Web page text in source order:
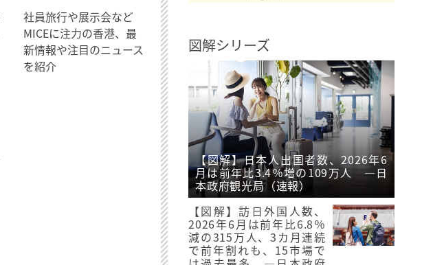
社員旅行や展示会など
MICEに注力の香港、最
新情報や注目のニュース
を紹介
図解シリーズ
【図解】日本人出国者数、2026年6
月は前年比3.4％増の109万人 ―日
本政府観光局（速報）
【図解】訪日外国人数、
2026年6月は前年比6.8％
減の315万人、3カ月連続
で前年割れも、15市場で